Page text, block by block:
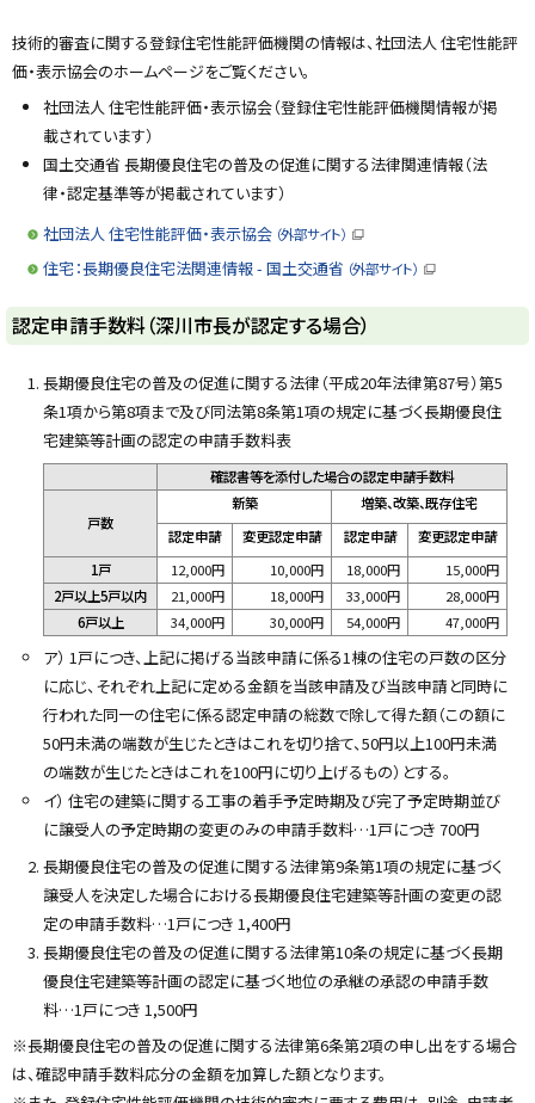
技術的審査に関する登録住宅性能評価機関の情報は、社団法人 住宅性能評
価・表示協会のホームページをご覧ください。
社団法人 住宅性能評価・表示協会（登録住宅性能評価機関情報が掲
載されています）
国土交通省 長期優良住宅の普及の促進に関する法律関連情報（法
律・認定基準等が掲載されています）
社団法人 住宅性能評価・表示協会 （外部サイト）
新
規
ィ
ン
ド
で
開
き
ま
住宅：長期優良住宅法関連情報 - 国土交通省 （外部サイト）
ィ
ド
ウ
で
開
す
）
ト
ッ
認定申請手数料（深川市長が認定する場合）
長期優良住宅の普及の促進に関する法律（平成20年法律第87号）第5
条1項から第8項まで及び同法第8条第1項の規定に基づく長期優良住
宅建築等計画の認定の申請手数料表
確認書等を添付した場合の認定申請手数料
戸数
新築
増築、改築、既存住宅
認定申請
変更認定申請 認定申請 変更認定申請
1戸
12,000円 10,000円 18,000円
15,000円
2戸以上5戸以内
21,000円 18,000円 33,000円
28,000円
6戸以上
34,000円 30,000円 54,000円 47,000円
ア） 1戸につき、上記に掲げる当該申請に係る1棟の住宅の戸数の区分
に応じ、それぞれ上記に定める金額を当該申請及び当該申請と同時に
行われた同一の住宅に係る認定申請の総数で除して得た額（この額に
50円未満の端数が生じたときはこれを切り捨て、50円以上100円未満
の端数が生じたときはこれを100円に切り上げるもの）とする。
イ） 住宅の建築に関する工事の着手予定時期及び完了予定時期並び
に譲受人の予定時期の変更のみの申請手数料…1戸につき 700円
長期優良住宅の普及の促進に関する法律第9条第1項の規定に基づく
譲受人を決定した場合における長期優良住宅建築等計画の変更の認
定の申請手数料…1戸につき 1,400円
長期優良住宅の普及の促進に関する法律第10条の規定に基づく長期
優良住宅建築等計画の認定に基づく地位の承継の承認の申請手数
料…1戸につき 1,500円
※長期優良住宅の普及の促進に関する法律第6条第2項の申し出をする場合
は、確認申請手数料応分の金額を加算した額となります。